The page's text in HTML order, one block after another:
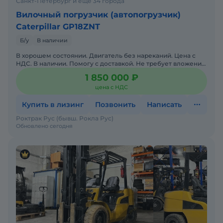
Вилочный погрузчик (автопогрузчик)
Caterpillar GP18ZNT
Б/у В наличии
В хорошем состоянии. Двигатель без нареканий. Цена с
НДС. В наличии. Помогу с доставкой. Не требует вложений.
1 850 000 ₽
цена с НДС
Купить в лизинг Позвонить Написать
Обновлено сегодня
Роктрак Рус (бывш. Рокла Рус)